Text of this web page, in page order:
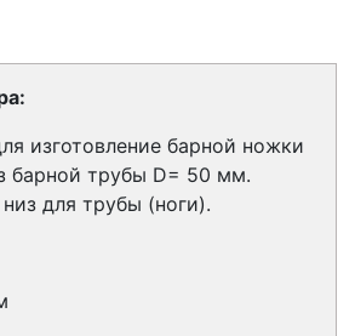
изготовление барной ножки
барной трубы D= 50 мм.
для трубы (ноги).